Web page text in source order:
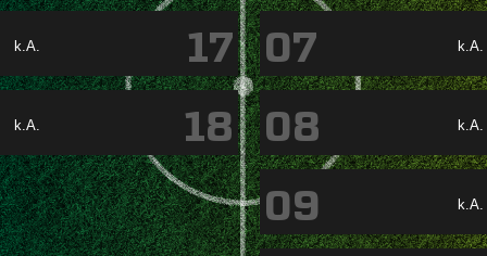
k.A. 17
k.A. 18
k.A.
09
k.A.
07
k.A.
08